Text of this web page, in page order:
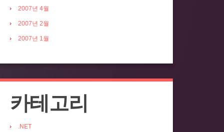
2007년 4월
2007년 2월
2007년 1월
카테고리
.NET